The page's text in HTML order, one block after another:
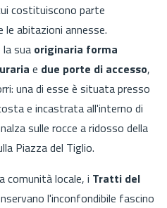
costituiscono parte
abitazioni annesse.
sua originaria forma
e due porte di accesso,
una di esse è situata presso
e incastrata all'interno di
sulle rocce a ridosso della
Piazza del Tiglio.
comunità locale, i Tratti del
l'inconfondibile fascino